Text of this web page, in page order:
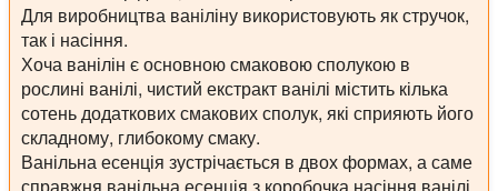
Для виробництва ваніліну використовують як стручок,
так і насіння.
Хоча ванілін є основною смаковою сполукою в
рослині ванілі, чистий екстракт ванілі містить кілька
сотень додаткових смакових сполук, які сприяють його
складному, глибокому смаку.
Ванільна есенція зустрічається в двох формах, а саме